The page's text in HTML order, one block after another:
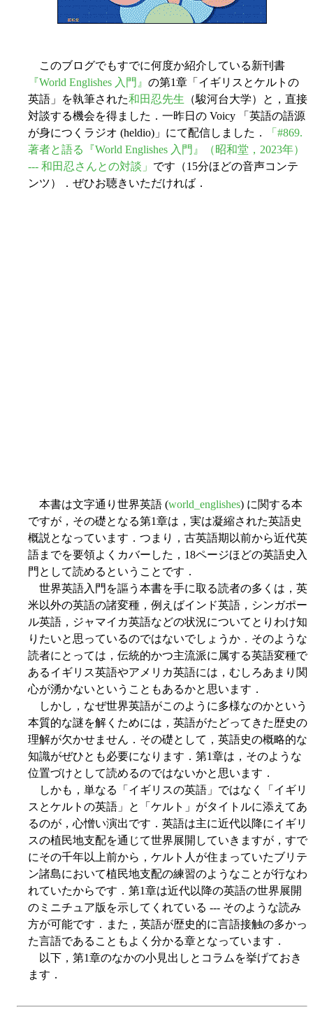
このブログでもすでに何度か紹介している新刊書
『World Englishes 入門』 の第1章「イギリスとケルトの
英語」を執筆された和田忍先生 （駿河台大学）と，直接
対談する機会を得ました．一昨日の Voicy 「英語の語源
が身につくラジオ (heldio)」にて配信しました．
「#869.
著者と語る『World Englishes 入門』（昭和堂，2023年）
--- 和田忍さんとの対談」 です（15分ほどの音声コンテ
ンツ）．ぜひお聴きいただければ．
本書は文字通り世界英語 (world_englishes) に関する本
ですが，その礎となる第1章は，実は凝縮された英語史
概説となっています．つまり，古英語期以前から近代英
語までを要領よくカバーした，18ページほどの英語史入
門として読めるということです．
世界英語入門を謳う本書を手に取る読者の多くは，英
米以外の英語の諸変種，例えばインド英語，シンガポー
ル英語，ジャマイカ英語などの状況についてとりわけ知
りたいと思っているのではないでしょうか．そのような
読者にとっては，伝統的かつ主流派に属する英語変種で
あるイギリス英語やアメリカ英語には，むしろあまり関
心が湧かないということもあるかと思います．
しかし，なぜ世界英語がこのように多様なのかという
本質的な謎を解くためには，英語がたどってきた歴史の
理解が欠かせません．その礎として，英語史の概略的な
知識がぜひとも必要になります．第1章は，そのような
位置づけとして読めるのではないかと思います．
しかも，単なる「イギリスの英語」ではなく「イギリ
スとケルトの英語」と「ケルト」がタイトルに添えてあ
るのが，心憎い演出です．英語は主に近代以降にイギリ
スの植民地支配を通じて世界展開していきますが，すで
にその千年以上前から，ケルト人が住まっていたブリテ
ン諸島において植民地支配の練習のようなことが行なわ
れていたからです．第1章は近代以降の英語の世界展開
のミニチュア版を示してくれている --- そのような読み
方が可能です．また，英語が歴史的に言語接触の多かっ
た言語であることもよく分かる章となっています．
以下，第1章のなかの小見出しとコラムを挙げておき
ます．